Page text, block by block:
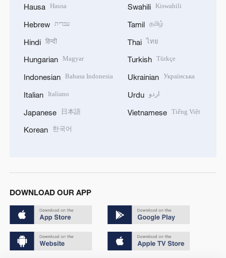
Hausa Hausa
Hebrew עברית
Hindi हिन्दी
Hungarian Magyar
Indonesian Bahasa Indonesia
Italian Italiano
Japanese 日本語
Korean 한국어
Swahili Kiswahili
Tamil தமிழ்
Thai ไทย
Turkish Türkçe
Ukrainian Українська
Urdu اردو
Vietnamese Tiếng Việt
DOWNLOAD OUR APP